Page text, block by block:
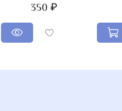
350 ₽